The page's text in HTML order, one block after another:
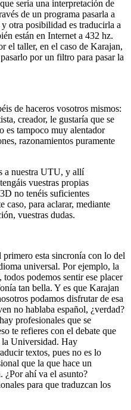
sería una interpretación de
de un programa pasarla a
otra posibilidad es traducirla a
están en Internet a 432 hz.
el taller, en el caso de Karajan,
por un filtro para pasar la
de haceros vosotros mismos:
creador, le gustaría que se
es tampoco muy alentador
razonamientos puramente
a nuestra UTU, y allí
vuestras propias
no tenéis suficientes
caso, para aclarar, mediante
vuestras dudas.
esta sincronía con lo del
universal. Por ejemplo, la
podemos sentir ese placer
tan bella. Y es que Karajan
podamos disfrutar de esa
no hablaba español, ¿verdad?
profesionales que se
te refieres con el debate que
la Universidad. Hay
textos, pues no es lo
que la que hace un
¿Por ahí va el asunto?
para que traduzcan los